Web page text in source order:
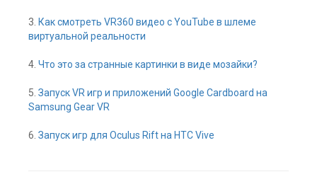
3. Как смотреть VR360 видео с YouTube в шлеме
виртуальной реальности
4. Что это за странные картинки в виде мозайки?
5. Запуск VR игр и приложений Google Cardboard на
Samsung Gear VR
6. Запуск игр для Oculus Rift на HTC Vive